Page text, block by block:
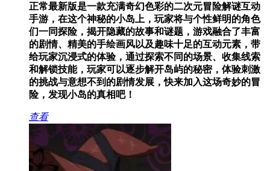
正常最新版是一款充满奇幻色彩的二次元冒险解谜互动
手游，在这个神秘的小岛上，玩家将与个性鲜明的角色
们一同探险，揭开隐藏的故事和谜题，游戏融合了丰富
的剧情、精美的手绘画风以及趣味十足的互动元素，带
给玩家沉浸式的体验，通过探索不同的场景、收集线索
和解锁技能，玩家可以逐步解开岛屿的秘密，体验刺激
的挑战与意想不到的剧情发展，快来加入这场奇妙的冒
险，发现小岛的真相吧！
查看